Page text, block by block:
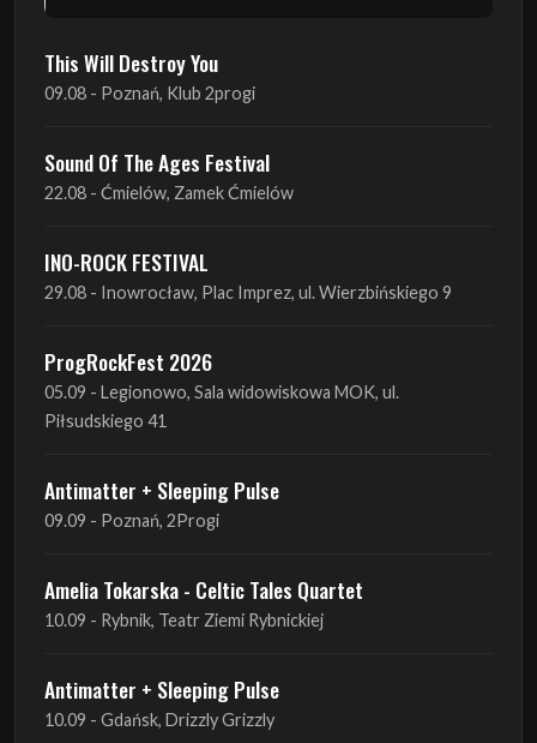
Sound Of The Ages Festival
22.08 - Ćmielów, Zamek Ćmielów
INO-ROCK FESTIVAL
29.08 - Inowrocław, Plac Imprez, ul. Wierzbińskiego 9
ProgRockFest 2026
Antimatter + Sleeping Pulse
09.09 - Poznań, 2Progi
Amelia Tokarska - Celtic Tales Quartet
10.09 - Rybnik, Teatr Ziemi Rybnickiej
Antimatter + Sleeping Pulse
Antimatter + Sleeping Pulse
11.09 - Warszawa, VooDoo Club